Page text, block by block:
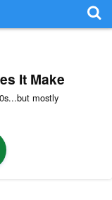
It Make
mostly